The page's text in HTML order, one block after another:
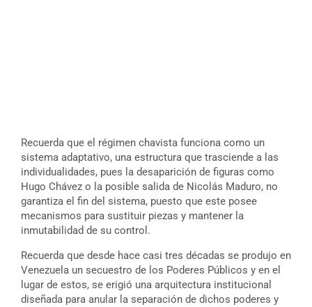
Recuerda que el régimen chavista funciona como un
sistema adaptativo, una estructura que trasciende a las
individualidades, pues la desaparición de figuras como
Hugo Chávez o la posible salida de Nicolás Maduro, no
garantiza el fin del sistema, puesto que este posee
mecanismos para sustituir piezas y mantener la
inmutabilidad de su control.
Recuerda que desde hace casi tres décadas se produjo en
Venezuela un secuestro de los Poderes Públicos y en el
lugar de estos, se erigió una arquitectura institucional
diseñada para anular la separación de dichos poderes y